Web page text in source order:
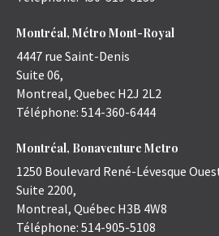
Montréal, Métro Mont-Royal
4447 rue Saint-Denis
Suite 06,
Montreal, Quebec H2J 2L2
Téléphone: 514-360-6444
Montréal, Bonaventure Metro
1250 Boulevard René-Lévesque
Suite 2200,
Montreal, Québec H3B 4W8
Téléphone: 514-905-5108